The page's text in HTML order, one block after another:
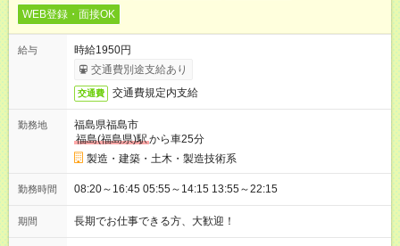
WEB登録・面接OK
給与
時給1950円
交通費別途支給あり
交通費 交通費規定内支給
勤務地
福島県福島市
福島(福島県)駅から車25分
製造・建築・土木・製造技術系
勤務時間 08:20～16:45 05:55～14:15 13:55～22:15
期間 長期でお仕事できる方、大歓迎！